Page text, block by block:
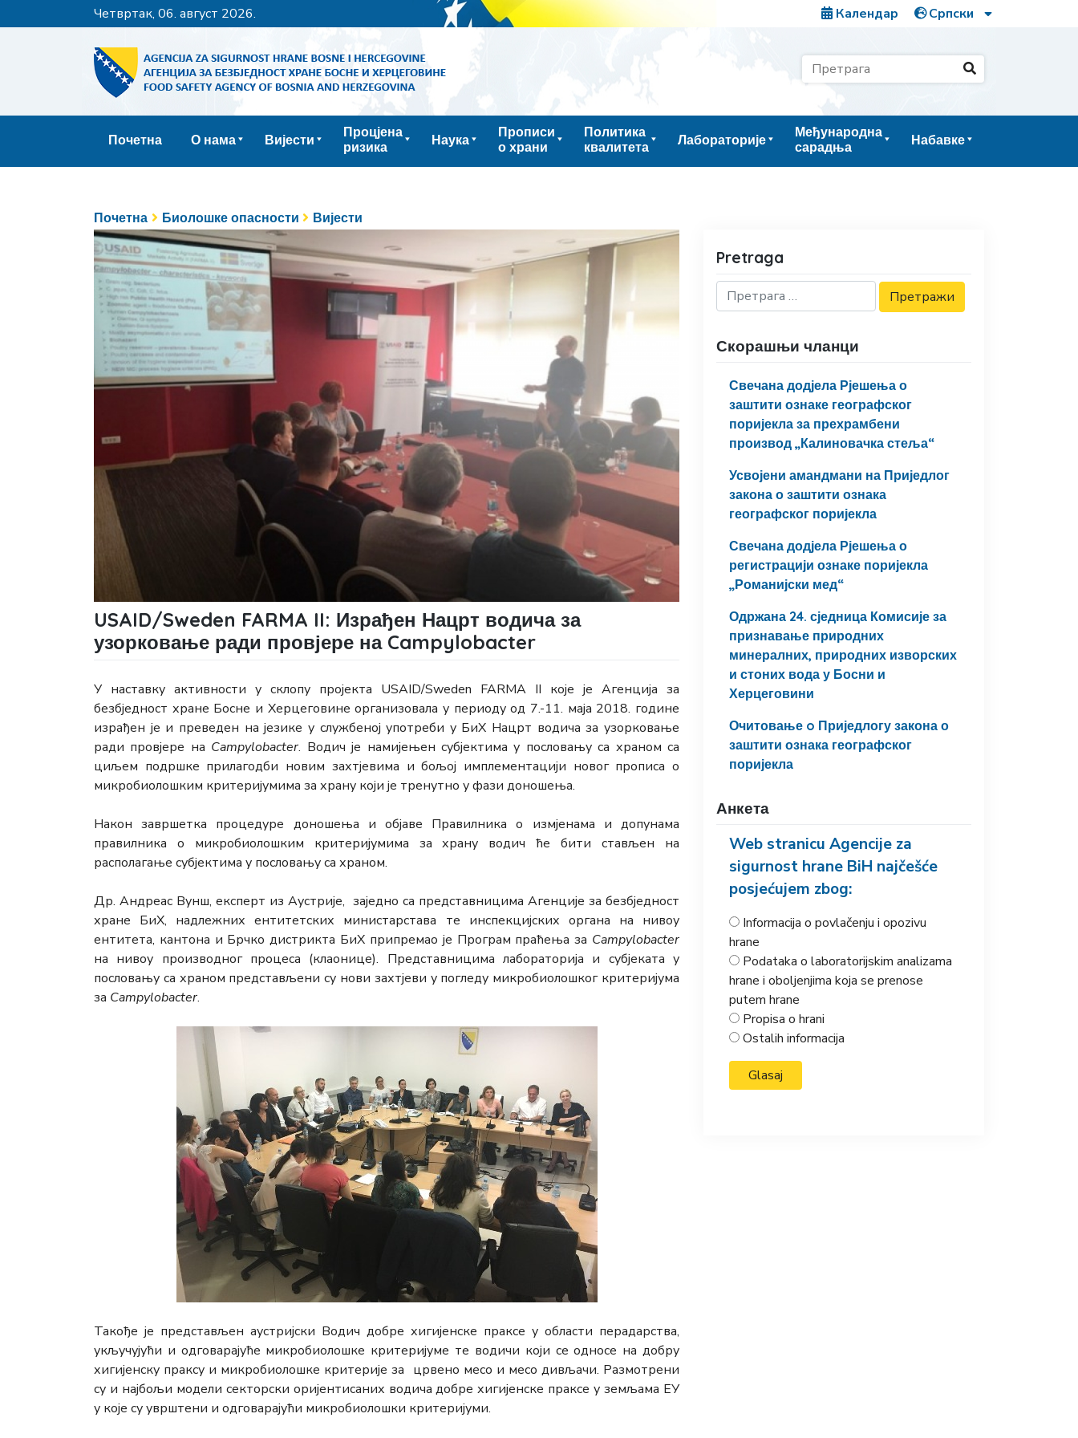
четвртак, 06. август 2026. Календар
Почетна О нама Вијести
Процјена
ризика
Наука
Прописи
о храни
Политика
квалитета
Лабораторије
Међународна
сарадња
Набавке
Почетна Биолошке опасности Вијести
USAID/Sweden FARMA II: Израђен Нацрт водича за
узорковање ради провјере на Campylobacter
У наставку активности у склопу пројекта USAID/Sweden FARMA II које је Агенција за
безбједност хране Босне и Херцеговине организовала у периоду од 7.-11. маја 2018. године
израђен је и преведен на језике у службеној употреби у БиХ Нацрт водича за узорковање
ради провјере на Campylobacter. Водич је намијењен субјектима у пословању са храном са
циљем подршке прилагодби новим захтјевима и бољој имплементацији новог прописа о
микробиолошким критеријумима за храну који је тренутно у фази доношења.
Након завршетка процедуре доношења и објаве Правилника о измјенама и допунама
правилника о микробиолошким критеријумима за храну водич ће бити стављен на
располагање субјектима у пословању са храном.
Др. Андреас Вунш, експерт из Аустрије, заједно са представницима Агенције за безбједност
хране БиХ, надлежних ентитетских министарстава те инспекцијских органа на нивоу
ентитета, кантона и Брчко дистрикта БиХ припремао је Програм праћења за Campylobacter
на нивоу производног процеса (клаонице). Представницима лабораторија и субјеката у
пословању са храном представљени су нови захтјеви у погледу микробиолошког критеријума
за Campylobacter.
Такође је представљен аустријски Водич добре хигијенске праксе у области перадарства,
укључујући и одговарајуће микробиолошке критеријуме те водичи који се односе на добру
хигијенску праксу и микробиолошке критерије за црвено месо и месо дивљачи. Размотрени
су и најбољи модели секторски оријентисаних водича добре хигијенске праксе у земљама ЕУ
у које су уврштени и одговарајући микробиолошки критеријуми.
Pretraga
Скорашњи чланци
Свечана додјела Рјешења о
заштити ознаке географског
поријекла за прехрамбени
производ „Калиновачка стеља“
Усвојени амандмани на Приједлог
закона о заштити ознака
географског поријекла
Свечана додјела Рјешења о
регистрацији ознаке поријекла
„Романијски мед“
Одржана 24. сједница Комисије за
признавање природних
минералних, природних изворских
и стоних вода у Босни и
Херцеговини
Очитовање o Приједлогу закона о
заштити ознака географског
поријекла
Анкета
Web stranicu Agencije za
sigurnost hrane BiH najčešće
posjećujem zbog:
Informacija o povlačenju i opozivu
hrane
Podataka o laboratorijskim analizama
hrane i oboljenjima koja se prenose
putem hrane
Propisa o hrani
Ostalih informacija